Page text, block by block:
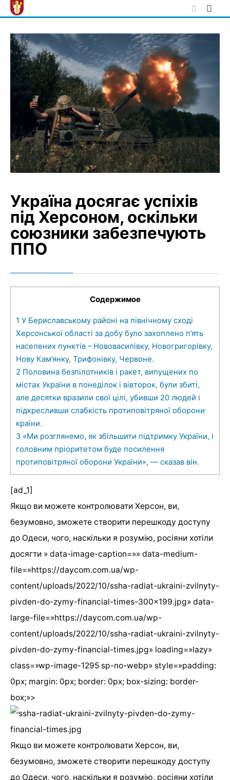
Skip
to
Україна досягає успіхів
під Херсоном, оскільки
союзники забезпечують
ППО
Содержимое
1 У Бериславському районі на північному сході
Херсонської області за добу було захоплено п’ять
населених пунктів – Нововасилівку, Новогригорівку,
Нову Кам’янку, Трифонівку, Червоне.
2 Половина безпілотників і ракет, випущених по
містах України в понеділок і вівторок, були збиті,
але десятки вразили свої цілі, убивши 20 людей і
підкресливши слабкість протиповітряної оборони
країни.
3 «Ми розглянемо, як збільшити підтримку України, і
головним пріоритетом буде посилення
протиповітряної оборони України», — сказав він.
[ad_1]
Якщо ви можете контролювати Херсон, ви,
безумовно, зможете створити перешкоду доступу
до Одеси, чого, наскільки я розумію, росіяни хотіли
досягти » data-image-caption=»» data-medium-
file=»https://daycom.com.ua/wp-
content/uploads/2022/10/ssha-radiat-ukraini-zvilnyty-
pivden-do-zymy-financial-times-300×199.jpg» data-
large-file=»https://daycom.com.ua/wp-
content/uploads/2022/10/ssha-radiat-ukraini-zvilnyty-
pivden-do-zymy-financial-times.jpg» loading=»lazy»
class=»wp-image-1295 sp-no-webp» style=»padding:
0px; margin: 0px; border: 0px; box-sizing: border-
box;»>
Якщо ви можете контролювати Херсон, ви,
безумовно, зможете створити перешкоду доступу
до Одеси, чого, наскільки я розумію, росіяни хотіли